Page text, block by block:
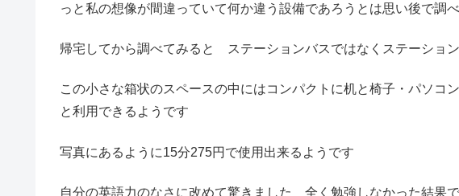
っと私の想像が間違っていて何か違う設備であろうとは思い後で調
帰宅してから調べてみると ステーションバスではなくステーショ
この小さな箱状のスペースの中にはコンパクトに机と椅子・パソコ
と利用できるようです
写真にあるように15分275円で使用出来るようです
自分の英語力のなさに改めて驚きました 全く勉強しなかった結果